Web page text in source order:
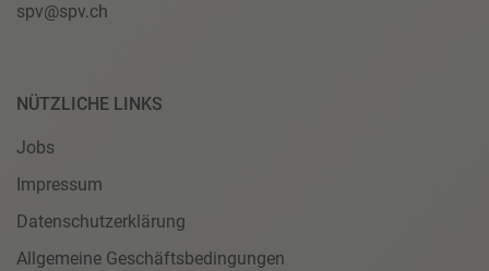
spv@spv.ch
NÜTZLICHE LINKS
Jobs
Impressum
Datenschutzerklärung
Allgemeine Geschäftsbedingungen